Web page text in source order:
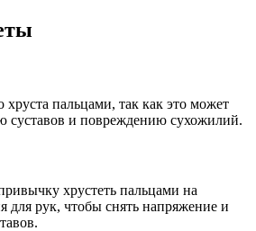
хруста пальцами, так как это может
суставов и повреждению сухожилий.
хрустеть пальцами на
для рук, чтобы снять напряжение и